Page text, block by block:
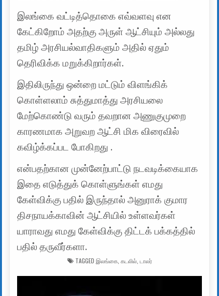
இலங்கை வட்டித்தொகை எவ்வளவு என
கேட்கிறோம் அதற்கு அருள் ஆட்சியும் அல்லது
தமிழ் அரசியல்வாதிகளும் அதில் ஏதும்
தெரிவிக்க மறுக்கிறார்கள்.
இதிலிருந்து ஒன்றை மட்டும் விளங்கிக்
கொள்ளலாம் சுத்துமாத்து அரசியலை
மேற்கொண்டு வரும் தவறான அணுகுமுறை
காரணமாக அறுவற ஆட்சி மிக விரைவில்
கவிழ்க்கப்பட போகிறது .
என்பதற்கான முன்னேற்பாட்டு நடவடிக்கையாக
இதை எடுத்துக் கொள்ளுங்கள் எமது
கேள்விக்கு பதில் இருந்தால் அனுராக் குமார
திசநாயக்காவின் ஆட்சியில் உள்ளவர்கள்
யாராவது எமது கேள்விக்கு திட்டக் பக்கத்தில்
பதில் தருவீர்களா.
TAGGED இலங்கை, கடலில், டாலர்